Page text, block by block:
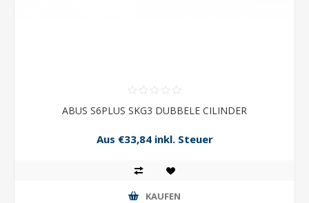
ABUS S6PLUS SKG3 DUBBELE CILINDER
Aus €33,84 inkl. Steuer
KAUFEN